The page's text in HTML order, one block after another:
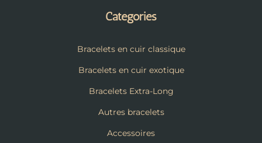
Catégories
Bracelets en cuir classique
Bracelets en cuir exotique
Bracelets Extra-Long
Autres bracelets
Accessoires